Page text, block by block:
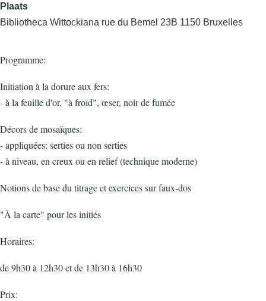
Plaats
Bibliotheca Wittockiana rue du Bemel 23B 1150 Bruxelles
Programme:
Initiation à la dorure aux fers:
- à la feuille d'or, "à froid", œser, noir de fumée
Décors de mosaïques:
- appliquées: serties ou non serties
- à niveau, en creux ou en relief (technique moderne)
Notions de base du titrage et exercices sur faux-dos
"À la carte" pour les initiés
Horaires:
de 9h30 à 12h30 et de 13h30 à 16h30
Prix: